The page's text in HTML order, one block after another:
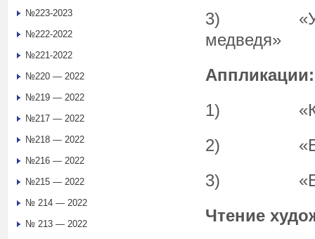
3)
медведя»
Аппликации:
1)
2)
3)
Чтение
№223-2023
№222-2022
№221-2022
№220 — 2022
№219 — 2022
№217 — 2022
№218 — 2022
№216 — 2022
№215 — 2022
№ 214 — 2022
№ 213 — 2022